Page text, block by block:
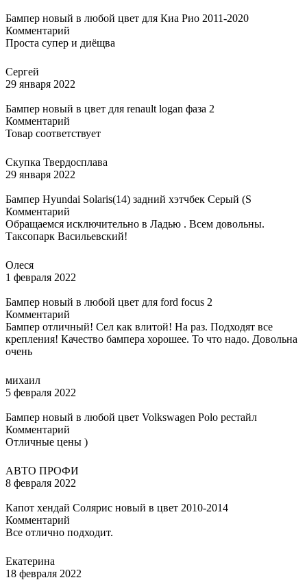
Бампер новый в любой цвет для Киа Рио 2011-2020
Комментарий
Проста супер и диёщва
Сергей
29 января 2022
Бампер новый в цвет для renault logan фаза 2
Комментарий
Товар соответствует
Скупка Твердосплава
29 января 2022
Бампер Hyundai Solaris(14) задний хэтчбек Серый (S
Комментарий
Обращаемся исключительно в Ладью . Всем довольны.
Таксопарк Васильевский!
Олеся
1 февраля 2022
Бампер новый в любой цвет для ford focus 2
Комментарий
Бампер отличный! Сел как влитой! На раз. Подходят все
крепления! Качество бампера хорошее. То что надо. Довольна
очень
михаил
5 февраля 2022
Бампер новый в любой цвет Volkswagen Polo рестайл
Комментарий
Отличные цены )
АВТО ПРОФИ
8 февраля 2022
Капот хендай Солярис новый в цвет 2010-2014
Комментарий
Все отлично подходит.
Екатерина
18 февраля 2022